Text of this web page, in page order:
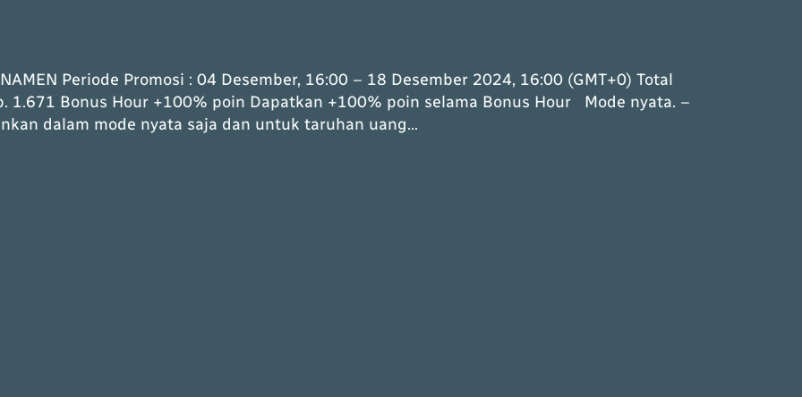
Periode Promosi : 04 Desember, 16:00 – 18 Desember 2024, 16:00 (GMT+0) Total
1.671 Bonus Hour +100% poin Dapatkan +100% poin selama Bonus Hour Mode nyata. –
dalam mode nyata saja dan untuk taruhan uang…